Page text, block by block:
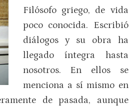
Filósofo griego, de vida
poco conocida. Escribió
diálogos y su obra ha
llegado íntegra hasta
nosotros. En ellos se
menciona a sí mismo en
de pasada, aunque